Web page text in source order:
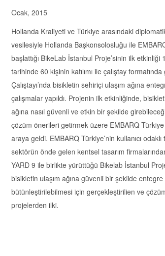
Ocak, 2015
Hollanda Kraliyeti ve Türkiye arasındaki
vesilesiyle Hollanda Başkonsolosluğu ile
başlattığı BikeLab İstanbul Proje’sinin ilk etkinliği
tarihinde 60 kişinin katılımı ile çalıştay
Çalıştayı’nda bisikletin sehiriçi ulaşım ağına
çalışmalar yapıldı. Projenin ilk etkinliğinde,
ağına nasıl güvenli ve etkin bir şekilde
çözüm önerileri getirmek üzere EMBARQ
araya geldi. EMBARQ Türkiye’nin kullanıcı odaklı
sektörün önde gelen kentsel tasarım
YARD 9 ile birlikte yürüttüğü Bikelab İstanbul
bisikletin ulaşım ağına güvenli bir şekilde
bütünleştirilebilmesi için gerçekleştirilien ve
projelerden ilki.